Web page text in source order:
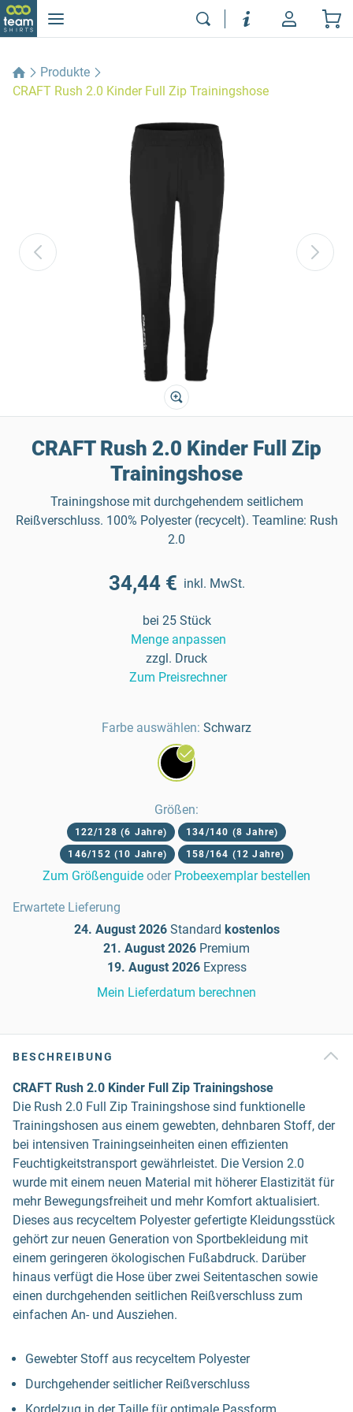
Produkte
CRAFT Rush 2.0 Kinder Full Zip Trainingshose
CRAFT Rush 2.0 Kinder Full Zip
Trainingshose
Trainingshose mit durchgehendem seitlichem
Reißverschluss. 100% Polyester (recycelt). Teamline: Rush
2.0
34,44 € inkl. MwSt.
bei 25 Stück
Menge anpassen
zzgl. Druck
Zum Preisrechner
Farbe auswählen: Schwarz
Größen:
122/128 (6 Jahre)
134/140 (8 Jahre)
146/152 (10 Jahre)
158/164 (12 Jahre)
Zum Größenguide oder Probeexemplar bestellen
Erwartete Lieferung
24. August 2026 Standard kostenlos
21. August 2026 Premium
19. August 2026 Express
Mein Lieferdatum berechnen
BESCHREIBUNG
CRAFT Rush 2.0 Kinder Full Zip Trainingshose
Die Rush 2.0 Full Zip Trainingshose sind funktionelle
Trainingshosen aus einem gewebten, dehnbaren Stoff, der
bei intensiven Trainingseinheiten einen effizienten
Feuchtigkeitstransport gewährleistet. Die Version 2.0
wurde mit einem neuen Material mit höherer Elastizität für
mehr Bewegungsfreiheit und mehr Komfort aktualisiert.
Dieses aus recyceltem Polyester gefertigte Kleidungsstück
gehört zur neuen Generation von Sportbekleidung mit
einem geringeren ökologischen Fußabdruck. Darüber
hinaus verfügt die Hose über zwei Seitentaschen sowie
einen durchgehenden seitlichen Reißverschluss zum
einfachen An- und Ausziehen.
Gewebter Stoff aus recyceltem Polyester
Durchgehender seitlicher Reißverschluss